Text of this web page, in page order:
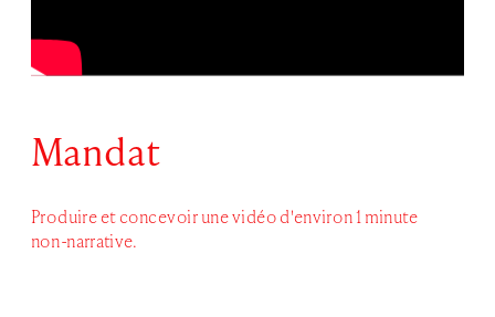
Mandat
Produire et concevoir une vidéo d'environ 1 minute
non-narrative.